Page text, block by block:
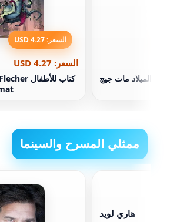
عيد الميلاد مات جيج
السعر: 4.27 USD
السعر: 4.27 USD
ممثلي المسرح والسينما
هاري لويد